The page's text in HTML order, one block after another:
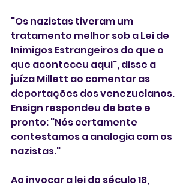
"Os nazistas tiveram um
tratamento melhor sob a Lei de
Inimigos Estrangeiros do que o
que aconteceu aqui", disse a
juíza Millett ao comentar as
deportações dos venezuelanos.
Ensign respondeu de bate e
pronto: "Nós certamente
contestamos a analogia com os
nazistas."
Ao invocar a lei do século 18,